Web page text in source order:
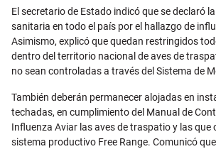
El secretario de Estado indicó que se declaró
sanitaria en todo el país por el hallazgo de
Asimismo, explicó que quedan restringidos
dentro del territorio nacional de aves de
no sean controladas a través del Sistema de
También deberán permanecer alojadas en
techadas, en cumplimiento del Manual de
Influenza Aviar las aves de traspatio y las que
sistema productivo Free Range. Comunicó